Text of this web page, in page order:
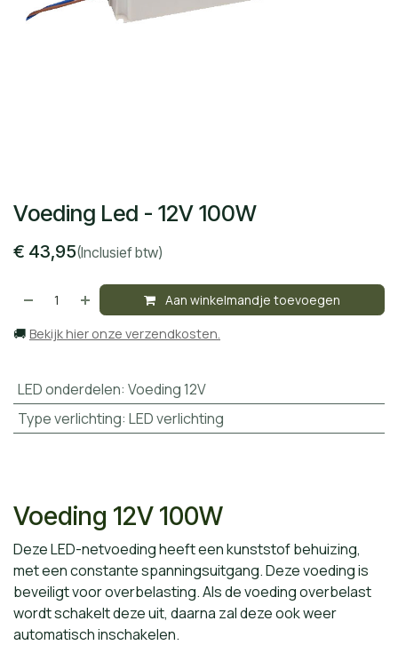
Voeding Led - 12V 100W
€ 43,95(Inclusief btw)
Aan winkelmandje toevoegen
🚚 Bekijk hier onze verzendkosten.
LED onderdelen: Voeding 12V
Type verlichting: LED verlichting
Voeding 12V 100W
Deze LED-netvoeding heeft een kunststof behuizing,
met een constante spanningsuitgang. Deze voeding is
beveiligt voor overbelasting. Als de voeding overbelast
wordt schakelt deze uit, daarna zal deze ook weer
automatisch inschakelen.